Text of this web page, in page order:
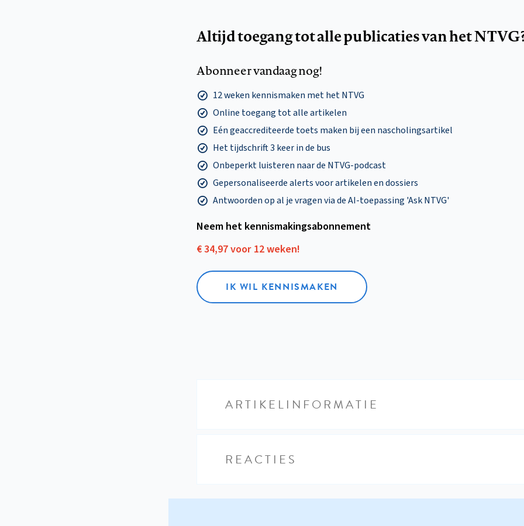
Altijd toegang tot alle publicaties van het
Abonneer vandaag nog!
12 weken kennismaken met het NTVG
Online toegang tot alle artikelen
Eén geaccrediteerde toets maken bij een nascholingsartikel
Het tijdschrift 3 keer in de bus
Onbeperkt luisteren naar de NTVG-podcast
Gepersonaliseerde alerts voor artikelen en dossiers
Antwoorden op al je vragen via de AI-toepassing 'Ask NTVG'
Neem het kennismakings­abonnement
€ 34,97 voor 12 weken!
IK WIL KENNISMAKEN
ARTIKELINFORMATIE
REACTIES